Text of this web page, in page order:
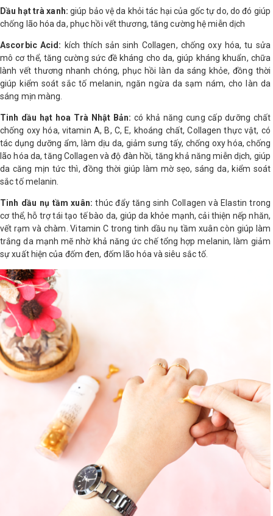
Dầu hạt trà xanh:giúp bảo vệ da khỏi tác hại của gốc tự do, do đó giúp
chống lão hóa da, phục hồi vết thương, tăng cường hệ miễn dịch
Ascorbic Acid: kích thích sản sinh Collagen, chống oxy hóa, tu sửa
mô cơ thể, tăng cường sức đề kháng cho da, giúp kháng khuẩn, chữa
lành vết thương nhanh chóng, phục hồi làn da sáng khỏe, đồng thời
giúp kiểm soát sắc tố melanin, ngăn ngừa da sạm nám, cho làn da
sáng mịn màng.
Tinh dầu hạt hoa Trà Nhật Bản:có khả năng cung cấp dưỡng chất
chống oxy hóa, vitamin A, B, C, E, khoáng chất, Collagen thực vật, có
tác dụng dưỡng ẩm, làm dịu da, giảm sưng tấy, chống oxy hóa, chống
lão hóa da, tăng Collagen và độ đàn hồi, tăng khả năng miễn dịch, giúp
da căng mịn tức thì, đồng thời giúp làm mờ sẹo, sáng da, kiểm soát
sắc tố melanin.
Tinh dầu nụ tầm xuân: thúc đẩy tăng sinh Collagen và Elastin trong
cơ thể, hỗ trợ tái tạo tế bào da, giúp da khỏe mạnh, cải thiện nếp nhăn,
vết rạm và chàm. Vitamin C trong tinh dầu nụ tầm xuân còn giúp làm
trắng da mạnh mẽ nhờ khả năng ức chế tổng hợp melanin, làm giảm
sự xuất hiện của đốm đen, đốm lão hóa và siêu sắc tố.